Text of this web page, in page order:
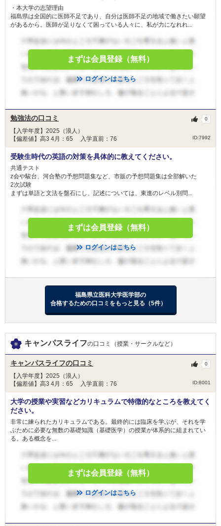
2月9日
東北大学 総合型選抜Ⅲ
山梨大学 学校推薦型選抜Ⅱ
名古屋大学 推薦
三重大学 学校推薦型選抜
福岡大学 学部留学生選抜
大阪医科薬科大学 一般選抜（大阪府地域枠）
日本医科大学 一般（前期地域枠）
日本医科大学 地域医療枠（前期）
獨協医科大学 新潟県地域枠
獨協医科大学 栃木県地域枠
杏林大学 外国人留学生選抜
杏林大学 東京都地域枠選抜
杏林大学 新潟県地域枠選抜
杏林大学 群馬県地域枠
杏林大学 一般選抜
東京慈恵会医科大学 一般
2月12日
獨協医科大学 新潟県地域枠
杏林大学 外国人留学生選抜
杏林大学 新潟県地域枠選抜
杏林大学 群馬県地域枠
杏林大学 一般選抜
藤田医科大学 共通テスト利用入試
藤田医科大学 一般（一般枠）
日本医科大学 グローバル特別選抜（前期）
藤田医科大学 共通テスト利用入試
藤田医科大学 一般（一般枠）
藤田医科大学 一般（地域枠）
久留米大学 前期一般選抜
その他（小論文など）
大学共通テスト：
【外国語】英（リスニング含む） 【数】IＡ（必須）／IIＢC（必須） 【理】
物・化・生から2 【国】 【情】情報Ⅰ（必須） 【地歴・公民】『地理総合，
地理探究』、『歴史総合，日本史探究』、『歴史総合，世界史探究』、『公
2次試験：
【面接】面接(60点) 【その他】総合問題(300点) ※推薦書、調査書、志望理
由書は面接の参考資料として活用します
【総合型選抜】
1次試験
総合点数
地・公
その他（小論文など）
600
1050点 合格者得点率 非公開
数学 理科 英語
国語 地・公
その他（小論文など）
＜科目詳細＞
1次試験：
総合問題Ⅰ400点、総総合問題Ⅱ200点計600点 出願書類150点 総合問題及び
出願書類（自己推薦書、特別活動に関する報告書）を総合的に評価して選
抜を行います。募集人員の３倍程度を合格者とします。 （注１）総合問題Ⅰ
は、主として理数系の基礎的知識（大学において医学教育を受けるのに必要
な基礎的知識）に加えて論理的な思考力を問う記述試験で、英文による出題
を含みます。 総合問題Ⅱは、主として論理的かつ多面的な思考力、表現力を
問う記述試験です。 （注２）大学入学共通テストは課しません
2次試験：
・本大学の志望理由
福島県は全国的に医師不足であり、自分は医師不足の地域で働きたい願望
があるから。医師が足りなくて困っている人々に、私が力になれれ...
まずは会員登録（無料）
ログインはこちら
勉強法の口コミ
【入学年度】2025（浪人）
【偏差値】高3 4月：65 入学直前：76
ID:7992
0
受験生時代の英語の対策を具体的に教えてください。
共通テスト
z会や駿台、河合塾の予想問題集など、市販の予想問題集は全部解いた
2次試験
まずは単語と文法を盤石にし、記述については、東進のレベル別問...
まずは会員登録（無料）
ログインはこちら
福島県立医科大学医学部の
合格するための口コミをもっと見る（5件）
キャンパスライフの口コミ（授業・サークルなど）
キャンパスライフの口コミ
【入学年度】2025（浪人）
【偏差値】高3 4月：65 入学直前：76
ID:8001
0
大学の授業や実習などカリキュラムで特徴的なところを教えてく
ださい。
非常に練られたカリキュラムである。最終的には臨床を学ぶが、それを学
ぶために必要な無数の基礎知識（基礎医学）の授業が体系的に組まれてい
る。ある概念を...
まずは会員登録（無料）
ログインはこちら